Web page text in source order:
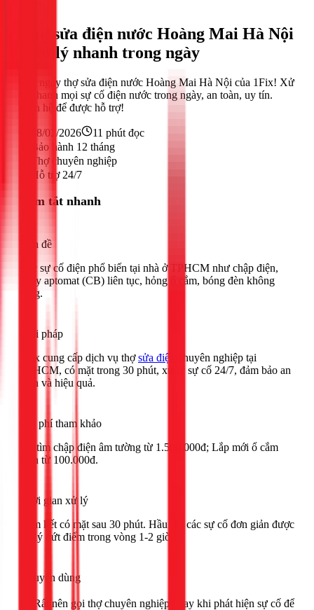
Thợ sửa điện nước Hoàng Mai Hà Nội
- Xử lý nhanh trong ngày
Gọi ngay thợ sửa điện nước Hoàng Mai Hà Nội của 1Fix! Xử
lý nhanh mọi sự cố điện nước trong ngày, an toàn, uy tín.
Liên hệ để được hỗ trợ!
18/02/2026 11 phút đọc
Bảo hành 12 tháng
Thợ chuyên nghiệp
Hỗ trợ 24/7
Tóm tắt nhanh
Vấn đề
Các sự cố điện phổ biến tại nhà ở TPHCM như chập điện,
nhảy aptomat (CB) liên tục, hỏng ổ cắm, bóng đèn không
sáng.
Giải pháp
1Fix cung cấp dịch vụ thợsửa điện
chuyên nghiệp tại
TPHCM, có mặt trong 30 phút, xử lý sự cố 24/7, đảm bảo an
toàn và hiệu quả.
Chi phí tham khảo
Dò tìm chập điện âm tường từ 1.500.000đ; Lắp mới ổ cắm
điện từ 100.000đ.
Thời gian xử lý
Cam kết có mặt sau 30 phút. Hầu hết các sự cố đơn giản được
xử lý dứt điểm trong vòng 1-2 giờ.
Khuyên dùng
🟢 Rất nên gọi thợ chuyên nghiệp ngay khi phát hiện sự cố để